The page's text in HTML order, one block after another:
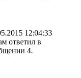
12:04:33
ответил в
4.